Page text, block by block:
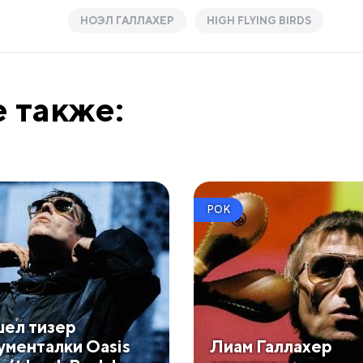
НОЭЛ ГАЛЛАХЕР HIGH FLYING BIRDS
также:
тизер
Oasis
РОК
Лиам Галлахер